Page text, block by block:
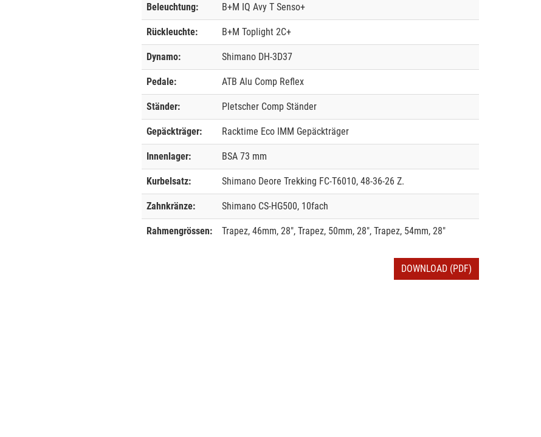
Beleuchtung: B+M IQ Avy T Senso+
Rückleuchte: B+M Toplight 2C+
Dynamo: Shimano DH-3D37
Pedale: ATB Alu Comp Reflex
Ständer: Pletscher Comp Ständer
Gepäckträger: Racktime Eco IMM Gepäckträger
Innenlager: BSA 73 mm
Kurbelsatz: Shimano Deore Trekking FC-T6010, 48-36-26 Z.
Zahnkränze: Shimano CS-HG500, 10fach
Rahmengrössen: Trapez, 46mm, 28", Trapez, 50mm, 28", Trapez, 54mm, 28"
DOWNLOAD (PDF)